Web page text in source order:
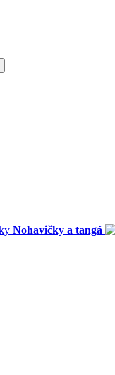
Nohavičky a tangá